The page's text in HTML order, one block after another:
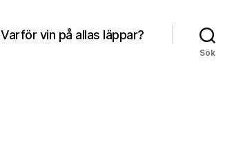
Varför vin på allas läppar?
Sök